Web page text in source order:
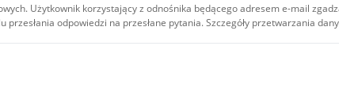
Użytkownik korzystający z odnośnika będącego adresem e-mail
odpowiedzi na przesłane pytania. Szczegóły przetwarzania
są
- na tych samych
materiały audio i wideo,
użycie niekomercyjne -